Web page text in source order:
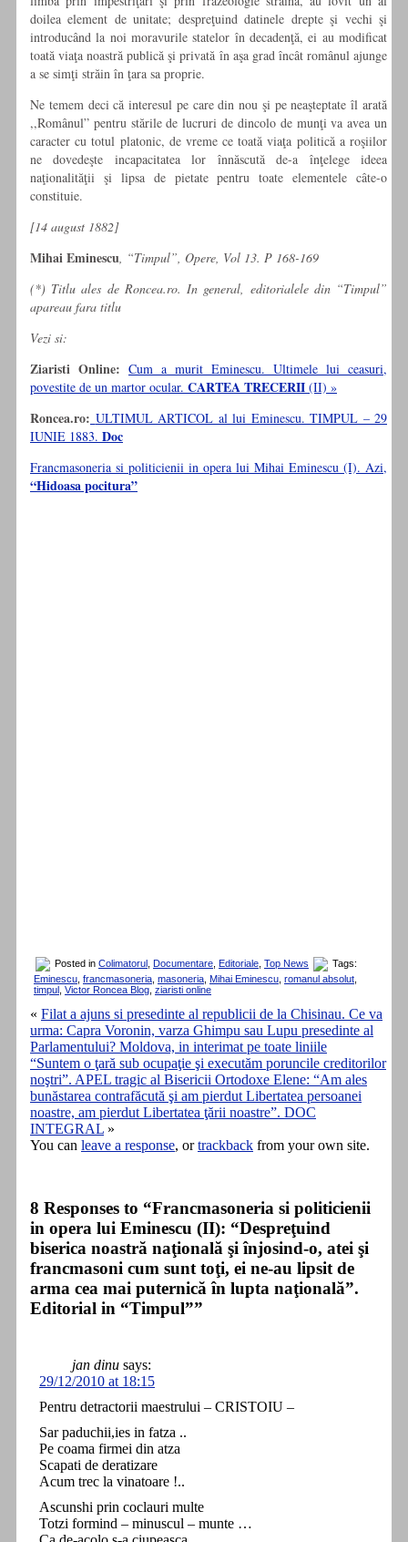
doilea element de unitate; despreţuind datinele drepte şi vechi şi
introducând la noi moravurile statelor în decadenţă, ei au modificat
toată viaţa noastră publică şi privată în aşa grad încât românul ajunge
a se simţi străin în ţara sa proprie.
Ne temem deci că interesul pe care din nou şi pe neaşteptate îl arată
,,Românul” pentru stările de lucruri de dincolo de munţi va avea un
caracter cu totul platonic, de vreme ce toată viaţa politică a roşiilor
ne dovedeşte incapacitatea lor înnăscută de-a înţelege ideea
naţionalităţii şi lipsa de pietate pentru toate elementele câte-o
constituie.
[14 august 1882]
Mihai Eminescu, “Timpul”, Opere, Vol 13. P 168-169
(*) Titlu ales de Roncea.ro. In general, editorialele din “Timpul”
apareau fara titlu
Vezi si:
Ziaristi Online: Cum a murit Eminescu. Ultimele lui ceasuri,
povestite de un martor ocular. CARTEA TRECERII (II) »
Roncea.ro: ULTIMUL ARTICOL al lui Eminescu. TIMPUL – 29
IUNIE 1883. Doc
Francmasoneria si politicienii in opera lui Mihai Eminescu (I). Azi,
“Hidoasa pocitura”
Posted in Colimatorul Documentare Editoriale Top News
Tags:
Eminescu francmasoneria masoneria Mihai Eminescu romanul absolut
timpul
Victor Roncea Blog ziaristi online
« Filat a ajuns si presedinte al republicii de la Chisinau. Ce va
urma: Capra Voronin, varza Ghimpu sau Lupu presedinte al
Parlamentului? Moldova, in interimat pe toate liniile
“Suntem o ţară sub ocupaţie şi executăm poruncile creditorilor
noştri”. APEL tragic al Bisericii Ortodoxe Elene: “Am ales
bunăstarea contrafăcută şi am pierdut Libertatea persoanei
noastre, am pierdut Libertatea ţării noastre”. DOC
INTEGRAL »
You can leave a response, ortrackback from your own site.
8 Responses to “Francmasoneria si politicienii
in opera lui Eminescu (II): “Despreţuind
biserica noastră naţională şi înjosind-o, atei şi
francmasoni cum sunt toţi, ei ne-au lipsit de
arma cea mai puternică în lupta naţională”.
Editorial in “Timpul””
jan dinu says:
29/12/2010 at 18:15
Pentru detractorii maestrului – CRISTOIU –
Sar paduchii,ies in fatza ..
Pe coama firmei din atza
Scapati de deratizare
Acum trec la vinatoare !..
Ascunshi prin coclauri multe
Totzi formind – minuscul – munte …